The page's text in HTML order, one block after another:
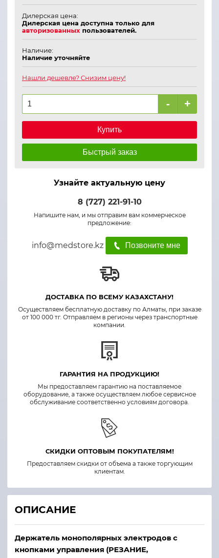
Дилерская цена:
Дилерская цена доступна только для
авторизованных пользователей.
Наличие:
Наличие уточняйте
Нашли дешевле? Снизим цену!
- +
Купить
Быстрый заказ
Узнайте актуальную цену
8 (727) 221-91-10
Напишите нам, и мы отправим вам коммерческое
предложение:
info@medstore.kz Позвоните мне
ДОСТАВКА ПО ВСЕМУ КАЗАХСТАНУ!
Осуществляем бесплатную доставку по Алматы, при заказе
от 100 000 тг. Отправляем в регионы через транспортные
компании.
ГАРАНТИЯ НА ПРОДУКЦИЮ!
Мы предоставляем гарантию на поставляемое
оборудование, а также осуществляем любое сервисное
обслуживание соответственно условиям договора.
СКИДКИ ОПТОВЫМ ПОКУПАТЕЛЯМ!
Предоставляем скидки от объема а также торгующим
клиентам.
ОПИСАНИЕ
Держатель монополярных электродов с
кнопками управления (РЕЗАНИЕ,